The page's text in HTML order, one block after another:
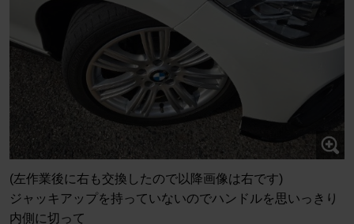
(左作業後に右も交換したので以降画像は右です)
ジャッキアップを持っていないのでハンドルを思いっきり
内側に切って